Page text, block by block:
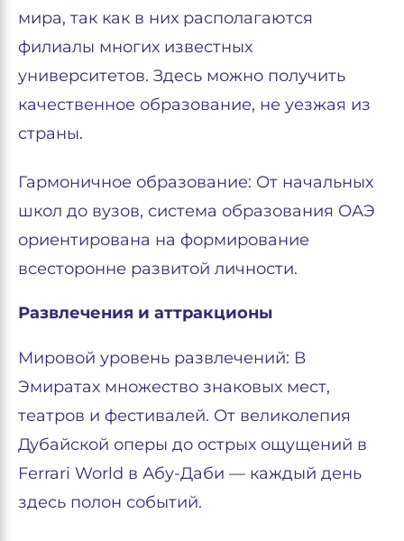
мира, так как в них располагаются
филиалы многих известных
университетов. Здесь можно получить
качественное образование, не уезжая из
страны.
Гармоничное образование: От начальных
школ до вузов, система образования ОАЭ
ориентирована на формирование
всесторонне развитой личности.
Развлечения и аттракционы
Мировой уровень развлечений: В
Эмиратах множество знаковых мест,
театров и фестивалей. От великолепия
Дубайской оперы до острых ощущений в
Ferrari World в Абу-Даби — каждый день
здесь полон событий.